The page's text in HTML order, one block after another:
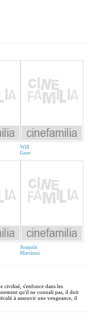
Will
Geer
Joaquín
Martínez
civilisé, s'enfonce dans les
qu'il ne connaît pas, il doit
à assouvir une vengeance, il